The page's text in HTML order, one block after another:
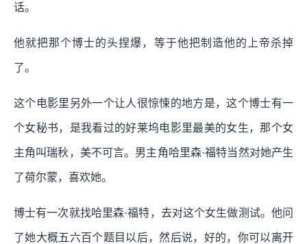
话。
他就把那个博士的头捏爆，等于他把制造他的上帝杀掉
了。
这个电影里另外一个让人很惊悚的地方是，这个博士有一
个女秘书，是我看过的好莱坞电影里最美的女生，那个女
主角叫瑞秋，美不可言。男主角哈里森·福特当然对她产生
了荷尔蒙，喜欢她。
博士有一次就找哈里森·福特，去对这个女生做测试。他问
了她大概五六百个题目以后，然后说，好的，你可以离开